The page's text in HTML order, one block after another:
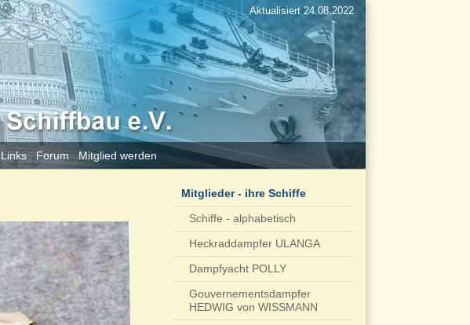
Links Forum Mitglied werden
Aktualisiert 24.08.2022
Mitglieder - ihre Schiffe
Schiffe - alphabetisch
Heckraddampfer ULANGA
Dampfyacht POLLY
Gouvernementsdampfer
HEDWIG von WISSMANN